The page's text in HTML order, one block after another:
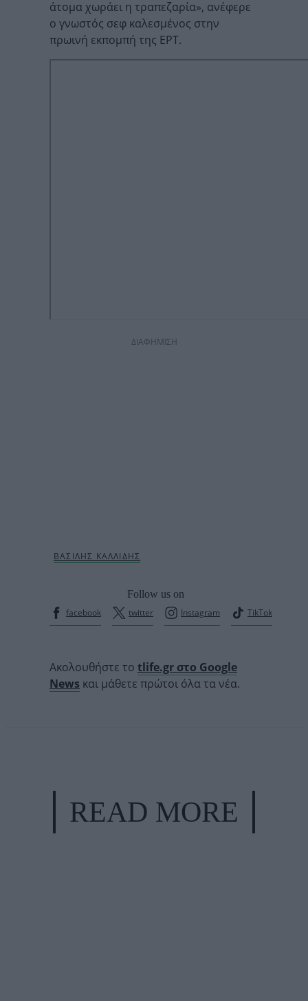
άτομα χωράει η τραπεζαρία», ανέφερε
ο γνωστός σεφ καλεσμένος στην
πρωινή εκπομπή της ΕΡΤ.
ΔΙΑΦΗΜΙΣΗ
Follow us on
facebook
twitter Instagram TikTok
Ακολουθήστε το tlife.gr στο Google
News και μάθετε πρώτοι όλα τα νέα.
READ MORE